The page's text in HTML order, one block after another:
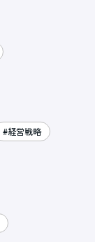
#経営戦略